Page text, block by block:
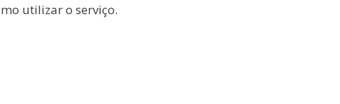
utilizar o serviço.